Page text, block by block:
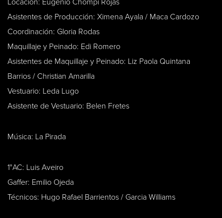
Locación: Eugenio Chompi Rojas
Asistentes de Producción: Ximena Ayala / Maca Cardozo
Coordinación: Gloria Rodas
Maquillaje y Peinado: Edi Romero
Asistentes de Maquillaje y Peinado: Liz Paola Quintana
Barrios / Christian Amarilla
Vestuario: Leda Lugo
Asistente de Vestuario: Belen Fretes
Música: La Pirada
1°AC: Luis Aveiro
Gaffer: Emilio Ojeda
Técnicos: Hugo Rafael Barrientos / Garcia Williams